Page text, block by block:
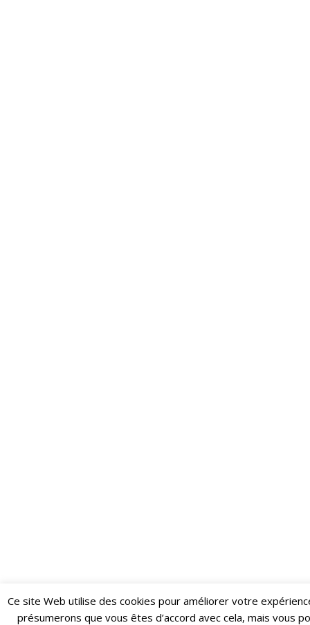
Restez informé·e des dernières actualités du Poing !
Ce site Web utilise des cookies pour améliorer votre
présumerons que vous êtes d’accord avec cela, mais vous